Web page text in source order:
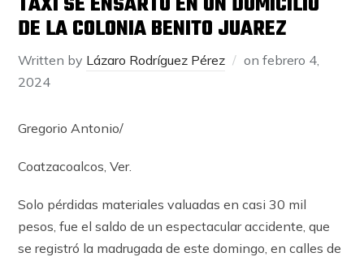
DE LA COLONIA BENITO JUAREZ
Written by Lázaro Rodríguez Pérez onfebrero 4,
2024
Gregorio Antonio/
Coatzacoalcos, Ver.
Solo pérdidas materiales valuadas en casi 30 mil
pesos, fue el saldo de un espectacular accidente, que
se registró la madrugada de este domingo, en calles de